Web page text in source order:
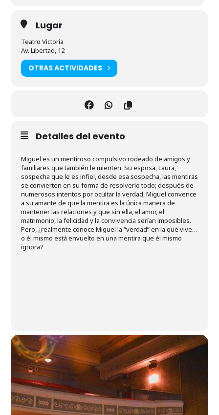
Lugar
Teatro Victoria
Av. Libertad, 12
OTRAS ACTIVIDADES
Detalles del evento
Miguel es un mentiroso compulsivo rodeado de amigos y
familiares que también le mienten. Su esposa, Laura,
sospecha que le es infiel, desde esa sospecha, las mentiras
se convierten en su forma de resolverlo todo; después de
numerosos intentos por ocultar la verdad, Miguel convence
a su amante de que la mentira es la única manera de
mantener las relaciones y que sin ella, el amor, el
matrimonio, la felicidad y la convivencia serían imposibles.
Pero, ¿realmente conoce Miguel la “verdad” en la que vive…
o él mismo está envuelto en una mentira que él mismo
ignora?